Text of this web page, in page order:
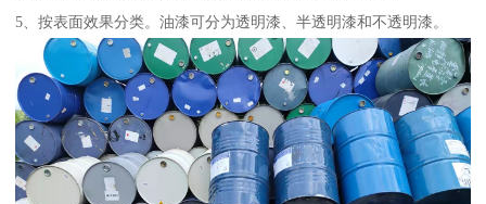
5、按表面效果分类。油漆可分为透明漆、半透明漆和不透明漆。